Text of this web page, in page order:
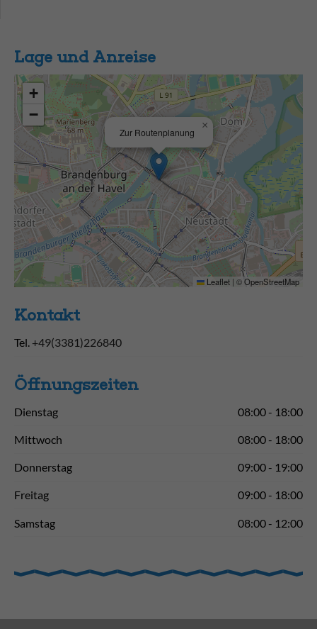
Lage und Anreise
Zur Routenplanung
×
+
−
Leaflet | ©OpenStreetMap
Kontakt
Tel. +49(3381)226840
Öffnungs­zeiten
Dienstag 08:00 - 18:00
Mittwoch 08:00 - 18:00
Donnerstag 09:00 - 19:00
Freitag 09:00 - 18:00
Samstag 08:00 - 12:00